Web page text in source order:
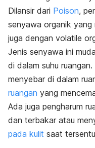
Dilansir dari Poison,
senyawa organik yang
juga dengan volatile
Jenis senyawa ini
di dalam suhu
menyebar di dalam
ruangan yang
Ada juga pengharum
dan terbakar atau
pada kulit saat